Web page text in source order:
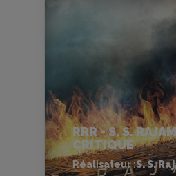
RRR - S. S.
CRITIQUE
Réalisateur :S. S.